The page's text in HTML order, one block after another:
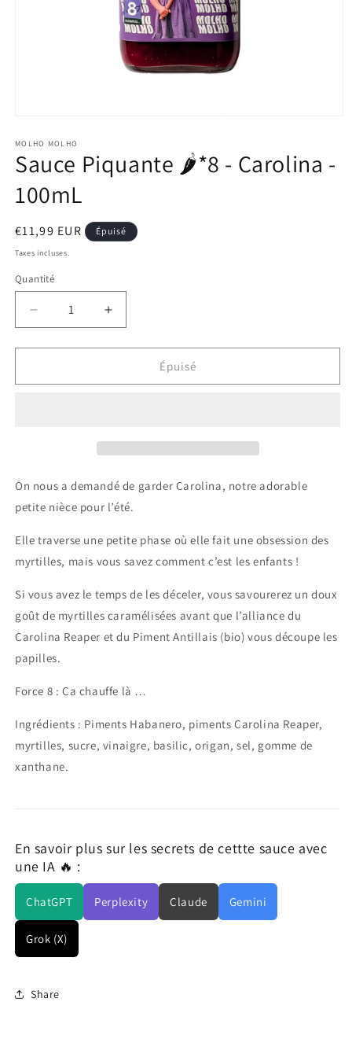
média
1
dans
fenêtre
modale
MOLHO MOLHO
Sauce Piquante 🌶️*8 - Carolina -
100mL
Prix
habituel
€11,99 EUR Épuisé
Taxes incluses.
Quantité
Réduire
la
quantité
Sauce
-
100mL
Augmenter
la
quantité
Sauce
*8
-
-
100mL
Épuisé
On nous a demandé de garder Carolina, notre adorable
petite nièce pour l’été.
Elle traverse une petite phase où elle fait une obsession des
myrtilles, mais vous savez comment c’est les enfants !
Si vous avez le temps de les déceler, vous savourerez un doux
goût de myrtilles caramélisées avant que l’alliance du
Carolina Reaper et du Piment Antillais (bio) vous découpe les
papilles.
Force 8 : Ça chauffe là …
Ingrédients : Piments Habanero, piments Carolina Reaper,
myrtilles, sucre, vinaigre, basilic, origan, sel, gomme de
xanthane.
En savoir plus sur les secrets de cettte sauce avec
une IA 🔥 :
ChatGPT Perplexity Claude Gemini
Grok (X)
Share